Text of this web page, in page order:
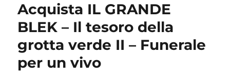
Acquista IL GRANDE
BLEK – Il tesoro della
grotta verde II – Funerale
per un vivo